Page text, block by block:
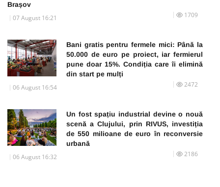
Brașov
07 August 16:21 1709
Bani gratis pentru fermele mici: Până la
50.000 de euro pe proiect, iar fermierul
pune doar 15%. Condiția care îi elimină
din start pe mulți
06 August 16:54 2472
Un fost spațiu industrial devine o nouă
scenă a Clujului, prin RIVUS, investiția
de 550 milioane de euro în reconversie
urbană
06 August 16:32 2186